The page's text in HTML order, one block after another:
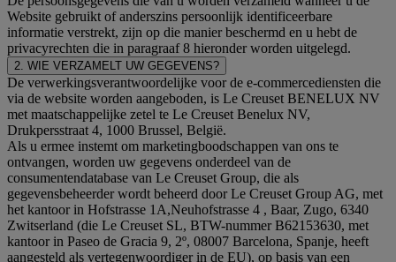
Website gebruikt of anderszins persoonlijk identificeerbare
informatie verstrekt, zijn op die manier beschermd en u hebt de
privacyrechten die in paragraaf 8 hieronder worden uitgelegd.
2. WIE VERZAMELT UW GEGEVENS?
De verwerkingsverantwoordelijke voor de e-commercediensten die
via de website worden aangeboden, is Le Creuset BENELUX NV
met maatschappelijke zetel te Le Creuset Benelux NV,
Drukpersstraat 4, 1000 Brussel, België.
Als u ermee instemt om marketingboodschappen van ons te
ontvangen, worden uw gegevens onderdeel van de
consumentendatabase van Le Creuset Group, die als
gegevensbeheerder wordt beheerd door Le Creuset Group AG, met
het kantoor in Hofstrasse 1A,Neuhofstrasse 4 , Baar, Zugo, 6340
Zwitserland (die Le Creuset SL, BTW-nummer B62153630, met
kantoor in Paseo de Gracia 9, 2º, 08007 Barcelona, Spanje, heeft
aangesteld als vertegenwoordiger in de EU), op basis van een